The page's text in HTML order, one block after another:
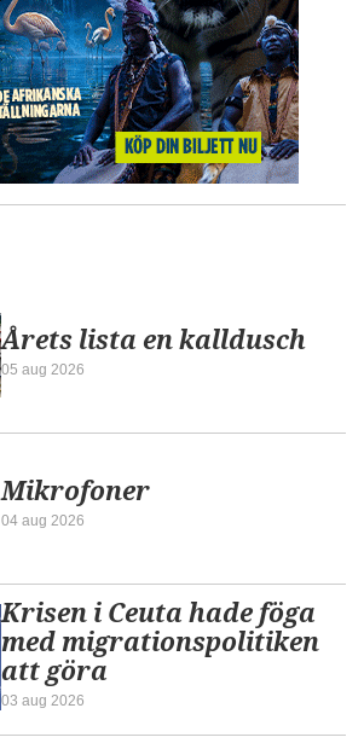
Årets lista en kalldusch
05 aug 2026
Mikrofoner
04 aug 2026
Krisen i Ceuta hade föga
med migrationspolitiken
att göra
03 aug 2026